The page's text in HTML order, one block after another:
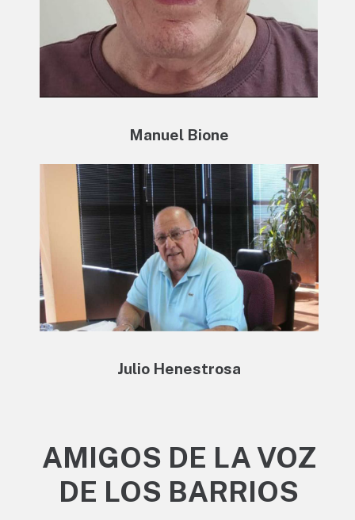
Manuel Bione
Julio Henestrosa
AMIGOS DE LA VOZ
DE LOS BARRIOS